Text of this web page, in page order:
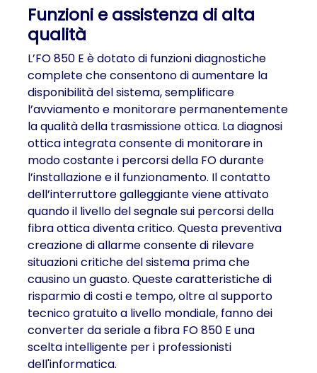
Funzioni e assistenza di alta
qualità
L’FO 850 E è dotato di funzioni diagnostiche
complete che consentono di aumentare la
disponibilità del sistema, semplificare
l’avviamento e monitorare permanentemente
la qualità della trasmissione ottica. La diagnosi
ottica integrata consente di monitorare in
modo costante i percorsi della FO durante
l’installazione e il funzionamento. Il contatto
dell’interruttore galleggiante viene attivato
quando il livello del segnale sui percorsi della
fibra ottica diventa critico. Questa preventiva
creazione di allarme consente di rilevare
situazioni critiche del sistema prima che
causino un guasto. Queste caratteristiche di
risparmio di costi e tempo, oltre al supporto
tecnico gratuito a livello mondiale, fanno dei
converter da seriale a fibra FO 850 E una
scelta intelligente per i professionisti
dell'informatica.